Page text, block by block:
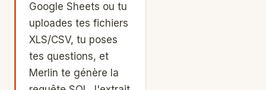
Google Sheets ou tu
uploades tes fichiers
XLS/CSV, tu poses
tes questions, et
Merlin te génère la